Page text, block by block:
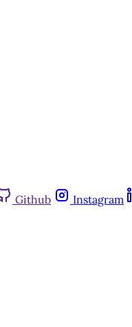
Github Instagram